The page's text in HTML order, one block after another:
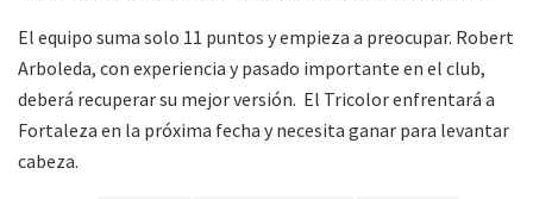
El equipo suma solo 11 puntos y empieza a preocupar. Robert
Arboleda, con experiencia y pasado importante en el club,
deberá recuperar su mejor versión. El Tricolor enfrentará a
Fortaleza en la próxima fecha y necesita ganar para levantar
cabeza.